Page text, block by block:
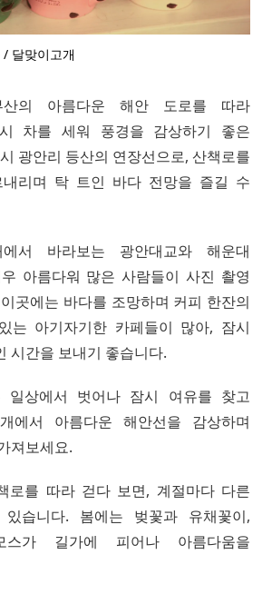
달맞이고개
산의 아름다운 해안 도로를 따라
차를 세워 풍경을 감상하기 좋은
광안리 등산의 연장선으로, 산책로를
리며 탁 트인 바다 전망을 즐길 수
에서 바라보는 광안대교와 해운대
아름다워 많은 사람들이 사진 촬영
곳에는 바다를 조망하며 커피 한잔의
는 아기자기한 카페들이 많아, 잠시
시간을 보내기 좋습니다.
상에서 벗어나 잠시 여유를 찾고
에서 아름다운 해안선을 감상하며
져보세요.
로를 따라 걷다 보면, 계절마다 다른
습니다. 봄에는 벚꽃과 유채꽃이,
스가 길가에 피어나 아름다움을